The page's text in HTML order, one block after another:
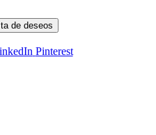
de deseos
Pinterest